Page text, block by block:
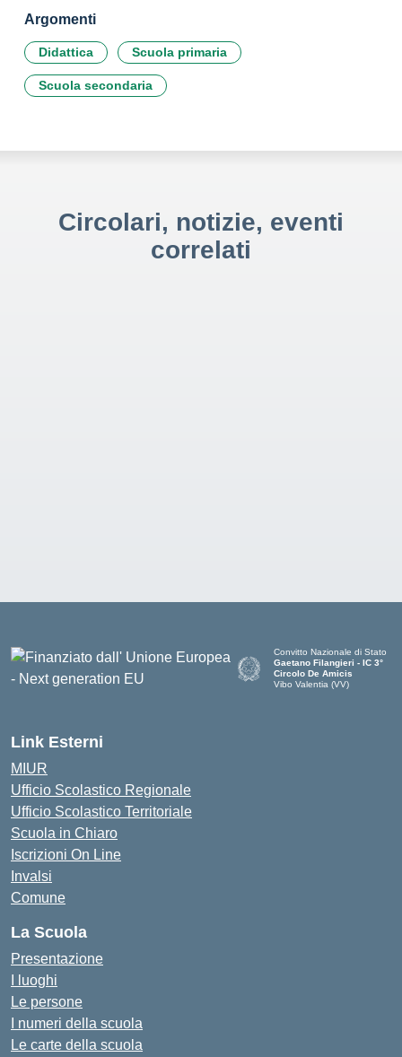
Argomenti
Didattica Scuola primaria
Scuola secondaria
Circolari, notizie, eventi
correlati
Convitto Nazionale di Stato
Gaetano Filangieri - IC 3°
Circolo De Amicis
Vibo Valentia (VV)
Link Esterni
MIUR
Ufficio Scolastico Regionale
Ufficio Scolastico Territoriale
Scuola in Chiaro
Iscrizioni On Line
Invalsi
Comune
La Scuola
Presentazione
I luoghi
Le persone
I numeri della scuola
Le carte della scuola